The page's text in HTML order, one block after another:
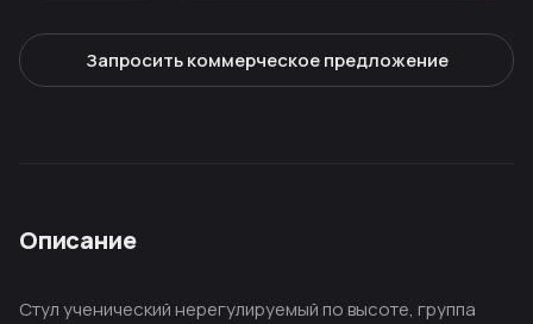
Запросить коммерческое предложение
Описание
Стул ученический нерегулируемый по высоте, группа